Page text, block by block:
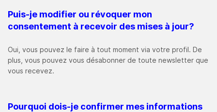
Puis-je modifier ou révoquer mon
consentement à recevoir des mises à jour?
Oui, vous pouvez le faire à tout moment via votre profil. De
plus, vous pouvez vous désabonner de toute newsletter que
vous recevez.
Pourquoi dois-je confirmer mes informations